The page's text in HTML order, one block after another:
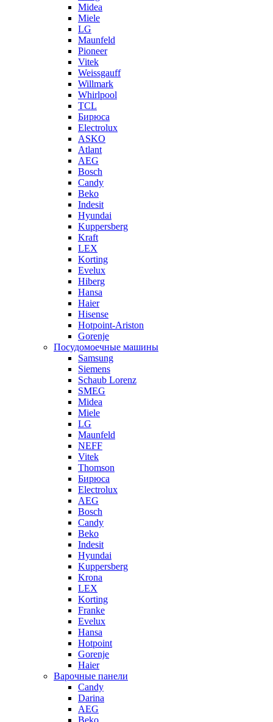
Midea
Miele
LG
Maunfeld
Pioneer
Vitek
Weissgauff
Willmark
Whirlpool
TCL
Бирюса
Electrolux
ASKO
Atlant
AEG
Bosch
Candy
Beko
Indesit
Hyundai
Kuppersberg
Kraft
LEX
Korting
Evelux
Hiberg
Hansa
Haier
Hisense
Hotpoint-Ariston
Gorenje
Посудомоечные машины
Samsung
Siemens
Schaub Lorenz
SMEG
Midea
Miele
LG
Maunfeld
NEFF
Vitek
Thomson
Бирюса
Electrolux
AEG
Bosch
Candy
Beko
Indesit
Hyundai
Kuppersberg
Krona
LEX
Korting
Franke
Evelux
Hansa
Hotpoint
Gorenje
Haier
Варочные панели
Candy
Darina
AEG